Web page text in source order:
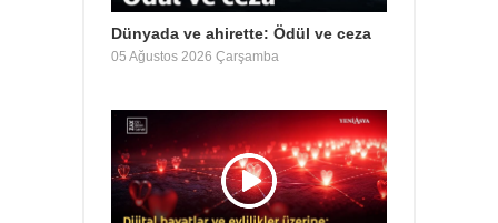
Dünyada ve ahirette: Ödül ve ceza
05 Ağustos 2026 Çarşamba